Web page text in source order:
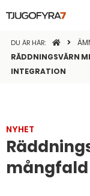
DU ÄR HÄR:
RÄDDNINGSVÄRN
INTEGRATION
NYHET